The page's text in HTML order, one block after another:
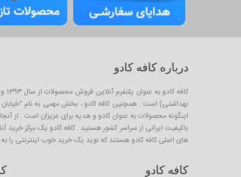
درباره کافه کادو
بهداشتی) است . همچنین کافه کادو ، بخش مهمی به نام "خیابان
باکیفیت ایرانی از سراسر کشور هستید . کافه کادو یک مرکز
های اصلی کافه کادو هستند که نوید یک خرید خوب اینترنتی را
کافه کادو